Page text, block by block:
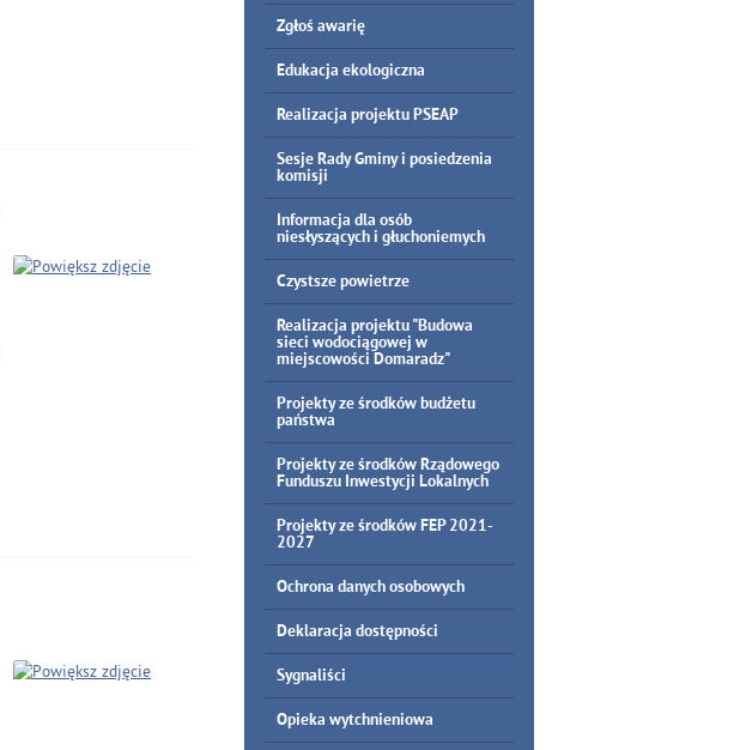
Zgłoś awarię
Edukacja ekologiczna
Realizacja projektu PSEAP
Sesje Rady Gminy i posiedzenia
komisji
Informacja dla osób
niesłyszących i głuchoniemych
Czystsze powietrze
Realizacja projektu "Budowa
sieci wodociągowej w
miejscowości Domaradz"
Projekty ze środków budżetu
państwa
Projekty ze środków Rządowego
Funduszu Inwestycji Lokalnych
Projekty ze środków FEP 2021-
2027
Ochrona danych osobowych
Deklaracja dostępności
Sygnaliści
Opieka wytchnieniowa